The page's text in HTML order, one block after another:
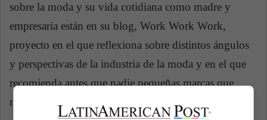
sobre la moda y su vida cotidiana como madre y
empresaria están en su blog, Work Work Work,
proyecto en el que reflexiona sobre distintos ángulos
y perspectivas de la industria de la moda y en el que
recomienda antes que nadie pequeñas marcas que
nadie conoce.